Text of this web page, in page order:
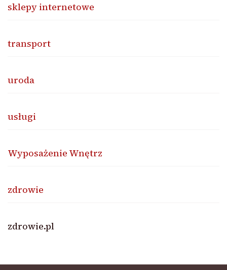
sklepy internetowe
transport
uroda
usługi
Wyposażenie Wnętrz
zdrowie
zdrowie.pl